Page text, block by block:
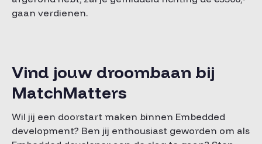
gaan verdienen.
Vind jouw droombaan bij
MatchMatters
Wil jij een doorstart maken binnen Embedded
development? Ben jij enthousiast geworden om als